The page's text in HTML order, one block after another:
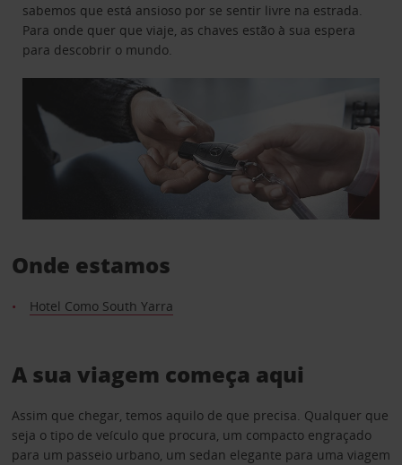
sabemos que está ansioso por se sentir livre na estrada.
Para onde quer que viaje, as chaves estão à sua espera
para descobrir o mundo.
Onde estamos
Hotel Como South Yarra
A sua viagem começa aqui
Assim que chegar, temos aquilo de que precisa. Qualquer que
seja o tipo de veículo que procura, um compacto engraçado
para um passeio urbano, um sedan elegante para uma viagem